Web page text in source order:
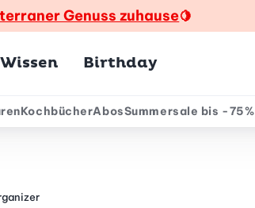
Genuss zuhause🍋
Wissen Birthday
KochbücherAbosSummersale bis -75%